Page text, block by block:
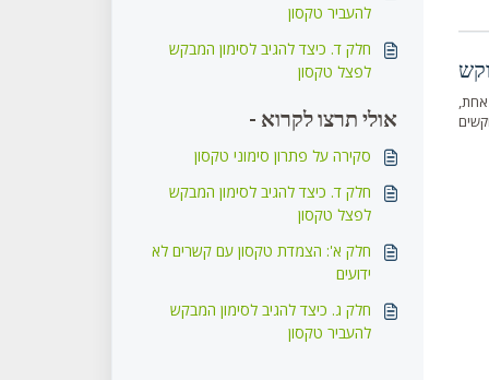
אחת,
להעביר טקסון
חלק ד. כיצד להגיב לסימון המבקש
לפצל טקסון
אולי תרצו לקרוא -
סקירה על פתרון סימוני טקסון
חלק ד. כיצד להגיב לסימון המבקש
לפצל טקסון
חלק א': הצמדת טקסון עם קשרים לא
ידועים
חלק ג. כיצד להגיב לסימון המבקש
להעביר טקסון